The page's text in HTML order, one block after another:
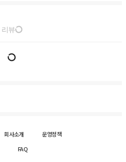
리뷰
회사소개
운영정책
FAQ